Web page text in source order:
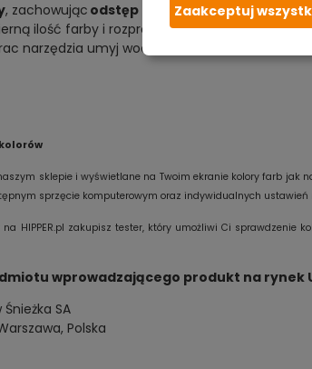
, zachowując odstęp 2-4 godzinpomiędzy
ilość farby i rozprowadzaj ją do uzyskania
narzędzia umyj wodą.
sklepie i wyświetlane na Twoim ekranie kolory farb jak
sprzęcie komputerowym oraz indywidualnych
HIPPER.pl zakupisz tester, który umożliwi Ci
wprowadzającego produkt na rynek
SA
Polska
Zaakceptuj